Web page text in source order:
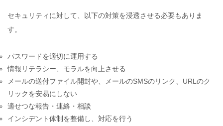
セキュリティに対して、以下の対策を浸透させる必要もありま
す。
パスワードを適切に運用する
情報リテラシー、モラルを向上させる
メールの送付ファイル開封や、メールのSMSのリンク、URLのク
リックを安易にしない
適せつな報告・連絡・相談
インシデント体制を整備し、対応を行う